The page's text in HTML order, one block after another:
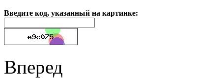
Введите код, указанный на картинке:
Вперед